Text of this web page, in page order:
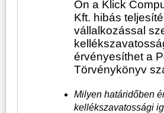
Ön a Klick
Kft. hibás
vállalkozással
érvényesíthet a
Törvénykönyv
Milyen határidőben
kellékszavatossági